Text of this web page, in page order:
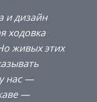
и дизайн
ходовка
живых этих
нас —
—